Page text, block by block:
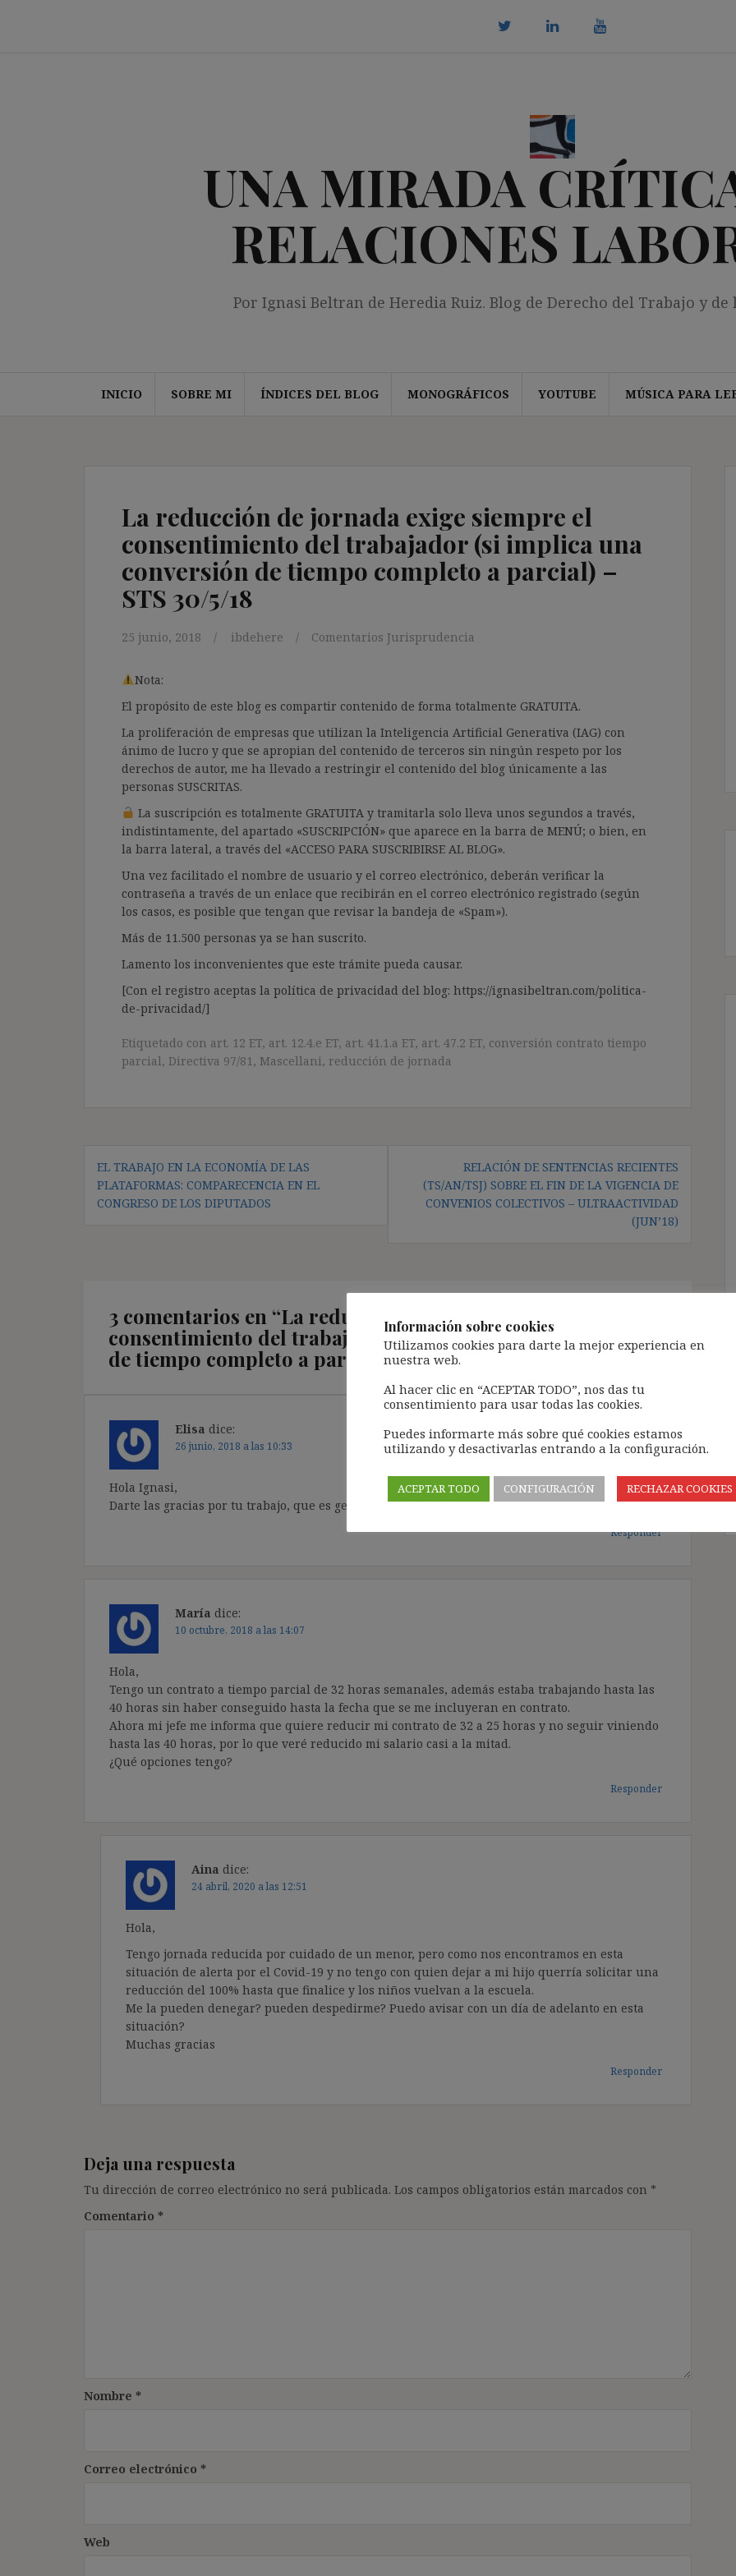
UNA MIRADA
RELACIONES
Por Ignasi Beltran de Heredia Ruiz. Blog de Derecho del Trabajo y de
INICIO SOBRE MI ÍNDICES DEL BLOG MONOGRÁFICOS YOUTUBE MÚSICA PARA
La reducción de jornada exige siempre el
consentimiento del trabajador (si implica una
conversión de tiempo completo a parcial) –
STS 30/5/18
25 junio, 2018 ibdehere Comentarios Jurisprudencia
Nota:
El propósito de este blog es compartir contenido de forma totalmente GRATUITA.
La proliferación de empresas que utilizan la Inteligencia Artificial Generativa (IAG) con
ánimo de lucro y que se apropian del contenido de terceros sin ningún respeto por los
derechos de autor, me ha llevado a restringir el contenido del blog únicamente a las
personas SUSCRITAS.
La suscripción es totalmente GRATUITA y tramitarla solo lleva unos segundos a través,
indistintamente, del apartado «SUSCRIPCIÓN» que aparece en la barra de MENÚ; o bien, en
la barra lateral, a través del «ACCESO PARA SUSCRIBIRSE AL BLOG».
Una vez facilitado el nombre de usuario y el correo electrónico, deberán verificar la
contraseña a través de un enlace que recibirán en el correo electrónico registrado (según
los casos, es posible que tengan que revisar la bandeja de «Spam»).
Más de 11.500 personas ya se han suscrito.
Lamento los inconvenientes que este trámite pueda causar.
[Con el registro aceptas la política de privacidad del blog: https://ignasibeltran.com/politica-
de-privacidad/]
Etiquetado con art. 12 ET, art. 12.4.e ET, art. 41.1.a ET, art. 47.2 ET, conversión contrato tiempo
parcial, Directiva 97/81 , Mascellani, reducción de jornada
de
entradas
EL TRABAJO EN LA ECONOMÍA DE LAS
PLATAFORMAS: COMPARECENCIA EN EL
CONGRESO DE LOS DIPUTADOS
RELACIÓN DE SENTENCIAS RECIENTES
(TS/AN/TSJ) SOBRE EL FIN DE LA VIGENCIA DE
CONVENIOS COLECTIVOS – ULTRAACTIVIDAD
(JUN’18)
3 comentarios en “La reducción de jornada exige siempre el
consentimiento del trabajador (si implica una conversión
de tiempo completo a parcial) – STS 30/5/18”
Elisa dice:
26 junio, 2018 a las 10:33
Hola Ignasi,
Darte las gracias por tu trabajo, que es genial y una ayuda increíble.
Responder
María dice:
10 octubre, 2018 a las 14:07
Hola,
Tengo un contrato a tiempo parcial de 32 horas semanales, además estaba trabajando hasta las
40 horas sin haber conseguido hasta la fecha que se me incluyeran en contrato.
Ahora mi jefe me informa que quiere reducir mi contrato de 32 a 25 horas y no seguir viniendo
hasta las 40 horas, por lo que veré reducido mi salario casi a la mitad.
¿Qué opciones tengo?
Responder
Aina dice:
24 abril, 2020 a las 12:51
Hola,
Tengo jornada reducida por cuidado de un menor, pero como nos encontramos en esta
situación de alerta por el Covid-19 y no tengo con quien dejar a mi hijo querría solicitar una
reducción del 100% hasta que finalice y los niños vuelvan a la escuela.
Me la pueden denegar? pueden despedirme? Puedo avisar con un día de adelanto en esta
situación?
Muchas gracias
Responder
Deja una respuesta
Tu dirección de correo electrónico no será publicada. Los campos obligatorios están marcados con *
Comentario *
Nombre *
Correo electrónico *
Web
Información sobre cookies
Utilizamos cookies para darte la mejor experiencia en
nuestra web.
Al hacer clic en “ACEPTAR TODO”, nos das tu
consentimiento para usar todas las cookies.
Puedes informarte más sobre qué cookies estamos
utilizando y desactivarlas entrando a la configuración.
ACEPTAR TODO CONFIGURACIÓN RECHAZAR COOKIES